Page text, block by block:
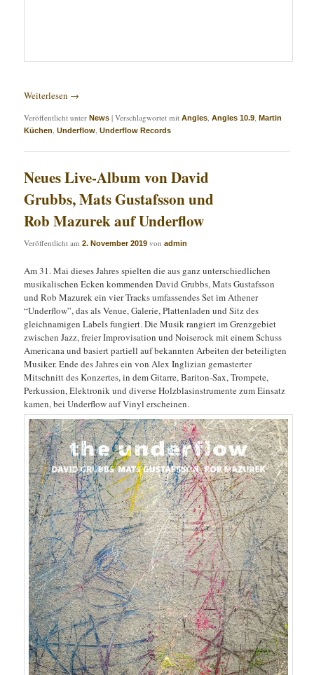
Weiterlesen →
Veröffentlicht unter News |Verschlagwortet mit Angles,Angles 10.9,Martin
Küchen,Underflow,Underflow Records
Neues Live-Album von David
Grubbs, Mats Gustafsson und
Rob Mazurek auf Underflow
Veröffentlicht am2. November 2019 vonadmin
Am 31. Mai dieses Jahres spielten die aus ganz unterschiedlichen
musikalischen Ecken kommenden David Grubbs, Mats Gustafsson
und Rob Mazurek ein vier Tracks umfassendes Set im Athener
“Underflow”, das als Venue, Galerie, Plattenladen und Sitz des
gleichnamigen Labels fungiert. Die Musik rangiert im Grenzgebiet
zwischen Jazz, freier Improvisation und Noiserock mit einem Schuss
Americana und basiert partiell auf bekannten Arbeiten der beteiligten
Musiker. Ende des Jahres ein von Alex Inglizian gemasterter
Mitschnitt des Konzertes, in dem Gitarre, Bariton-Sax, Trompete,
Perkussion, Elektronik und diverse Holzblasinstrumente zum Einsatz
kamen, bei Underflow auf Vinyl erscheinen.